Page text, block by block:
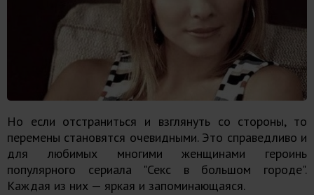
Но если отстраниться и взглянуть со стороны, то
перемены становятся очевидными. Это справедливо и
для любимых многими женщинами героинь
популярного сериала "Секс в большом городе".
Каждая из них — яркая и запоминающаяся.